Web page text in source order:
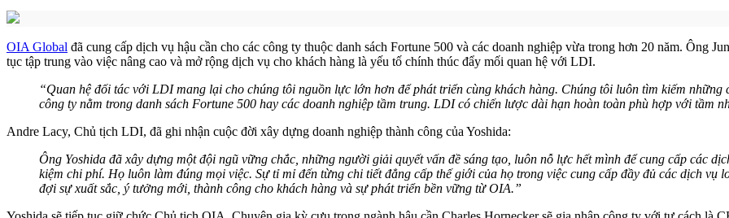
OIA Global đã cung cấp dịch vụ hậu cần cho các công ty thuộc danh sách Fortune 500 và các doanh nghiệp vừa trong hơn 20 năm. Ông
tục tập trung vào việc nâng cao và mở rộng dịch vụ cho khách hàng là yếu tố chính thúc đẩy mối quan hệ với LDI.
“Quan hệ đối tác với LDI mang lại cho chúng tôi nguồn lực lớn hơn để phát triển cùng khách hàng. Chúng tôi luôn tìm kiếm
công ty nằm trong danh sách Fortune 500 hay các doanh nghiệp tầm trung. LDI có chiến lược dài hạn hoàn toàn phù hợp với tầm
Andre Lacy, Chủ tịch LDI, đã ghi nhận cuộc đời xây dựng doanh nghiệp thành công của Yoshida:
Ông Yoshida đã xây dựng một đội ngũ vững chắc, những người giải quyết vấn đề sáng tạo, luôn nỗ lực hết mình để cung cấp các
kiệm chi phí. Họ luôn làm đúng mọi việc. Sự tỉ mỉ đến từng chi tiết đẳng cấp thế giới của họ trong việc cung cấp đầy đủ các dịch vụ
đợi sự xuất sắc, ý tưởng mới, thành công cho khách hàng và sự phát triển bền vững từ OIA.”